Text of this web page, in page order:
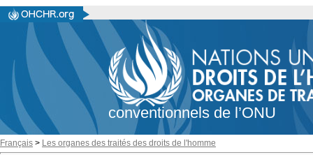
conventionnels de l’ONU
Français > Les organes des traités des droits de l'homme